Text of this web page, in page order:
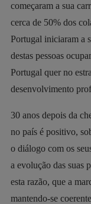
começaram a sua
cerca de 50% dos
Portugal iniciaram a
destas pessoas
Portugal quer no
desenvolvimento
30 anos depois da
no país é positivo,
o diálogo com os
a evolução das suas
esta razão, que a
mantendo-se